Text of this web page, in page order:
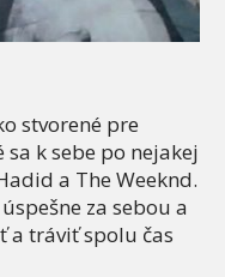
stvorené pre
k sebe po nejakej
a The Weeknd.
za sebou a
a tráviť spolu čas